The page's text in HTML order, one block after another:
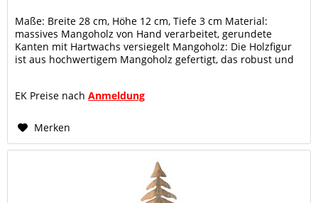
Maße: Breite 28 cm, Höhe 12 cm, Tiefe 3 cm Material:
massives Mangoholz von Hand verarbeitet, gerundete
Kanten mit Hartwachs versiegelt Mangoholz: Die Holzfigur
ist aus hochwertigem Mangoholz gefertigt, das robust und
EK Preise nachAnmeldung
Merken